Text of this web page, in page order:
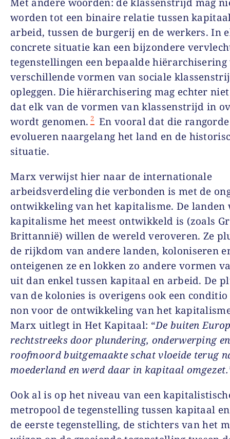
Met andere woorden: de klassenstrijd mag
worden tot een binaire relatie tussen
arbeid, tussen de burgerij en de werkers. In
concrete situatie kan een bijzondere
tegenstellingen een bepaalde hiërarchisering
verschillende vormen van sociale
opleggen. Die hiërarchisering mag echter
dat elk van de vormen van klassenstrijd in
wordt genomen. 2 En vooral dat die
evolueren naargelang het land en de
situatie.
Marx verwijst hier naar de internationale
arbeidsverdeling die verbonden is met de
ontwikkeling van het kapitalisme. De landen
kapitalisme het meest ontwikkeld is (zoals
Brittannië) willen de wereld veroveren. Ze
de rijkdom van andere landen, koloniseren
onteigenen ze en lokken zo andere vormen
uit dan enkel tussen kapitaal en arbeid. De
van de kolonies is overigens ook een
non voor de ontwikkeling van het
Marx uitlegt in Het Kapitaal: “De buiten
rechtstreeks door plundering, onderwerping en
roofmoord buitgemaakte schat vloeide terug
moederland en werd daar in kapitaal
Ook al is op het niveau van een
metropool de tegenstelling tussen kapitaal
de eerste tegenstelling, de stichters van het